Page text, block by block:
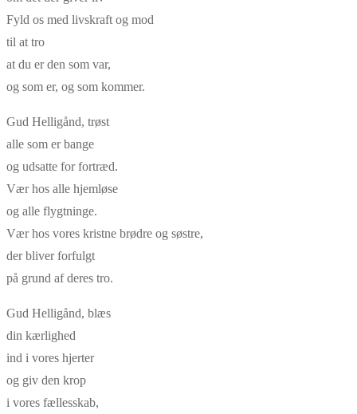
Fyld os med livskraft og mod
til at tro
at du er den som var,
og som er, og som kommer.
Gud Helligånd, trøst
alle som er bange
og udsatte for fortræd.
Vær hos alle hjemløse
og alle flygtninge.
Vær hos vores kristne brødre og søstre,
der bliver forfulgt
på grund af deres tro.
Gud Helligånd, blæs
din kærlighed
ind i vores hjerter
og giv den krop
i vores fællesskab,